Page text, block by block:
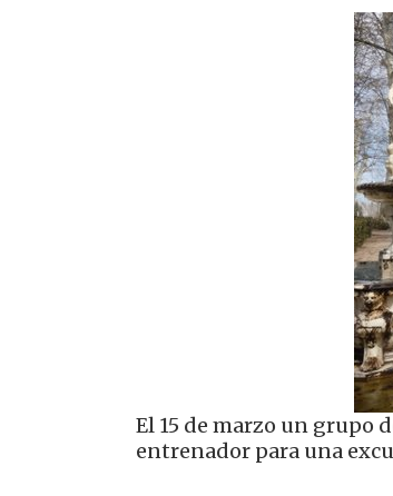
El 15 de marzo un grupo
entrenador para una